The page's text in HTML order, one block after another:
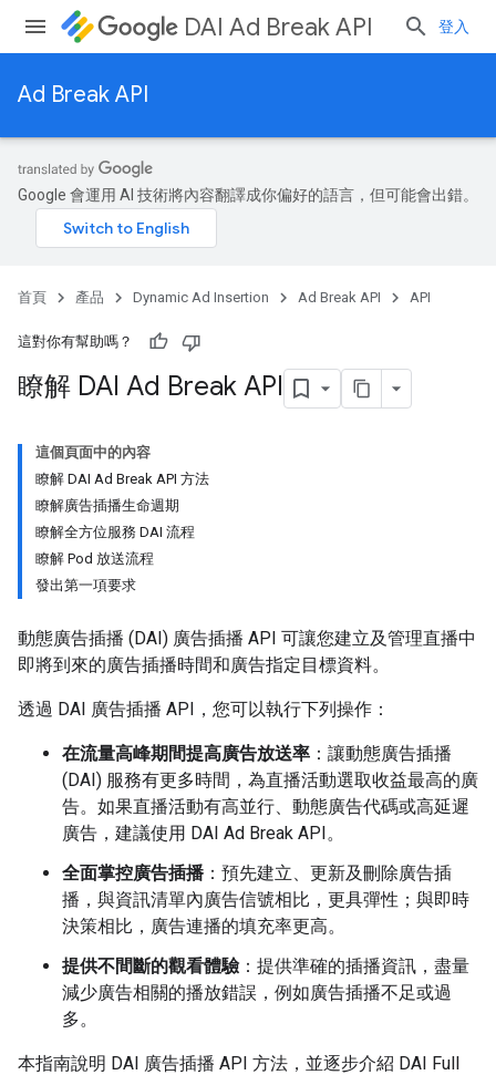
DAI Ad Break API 登入
Ad Break API
Google 會運用 AI 技術將內容翻譯成你偏好的語言，但可能會出錯。
首頁 產品 Dynamic Ad Insertion Ad Break API API
這對你有幫助嗎？
瞭解 DAI Ad Break API
這個頁面中的內容
瞭解 DAI Ad Break API 方法
瞭解廣告插播生命週期
瞭解全方位服務 DAI 流程
瞭解 Pod 放送流程
發出第一項要求
動態廣告插播 (DAI) 廣告插播 API 可讓您建立及管理直播中
即將到來的廣告插播時間和廣告指定目標資料。
透過 DAI 廣告插播 API，您可以執行下列操作：
在流量高峰期間提高廣告放送率 ：讓動態廣告插播
(DAI) 服務有更多時間，為直播活動選取收益最高的廣
告。如果直播活動有高並行、動態廣告代碼或高延遲
廣告，建議使用 DAI Ad Break API。
全面掌控廣告插播 ：預先建立、更新及刪除廣告插
播，與資訊清單內廣告信號相比，更具彈性；與即時
決策相比，廣告連播的填充率更高。
提供不間斷的觀看體驗：提供準確的插播資訊，盡量
減少廣告相關的播放錯誤，例如廣告插播不足或過
多。
本指南說明 DAI 廣告插播 API 方法，並逐步介紹 DAI Full